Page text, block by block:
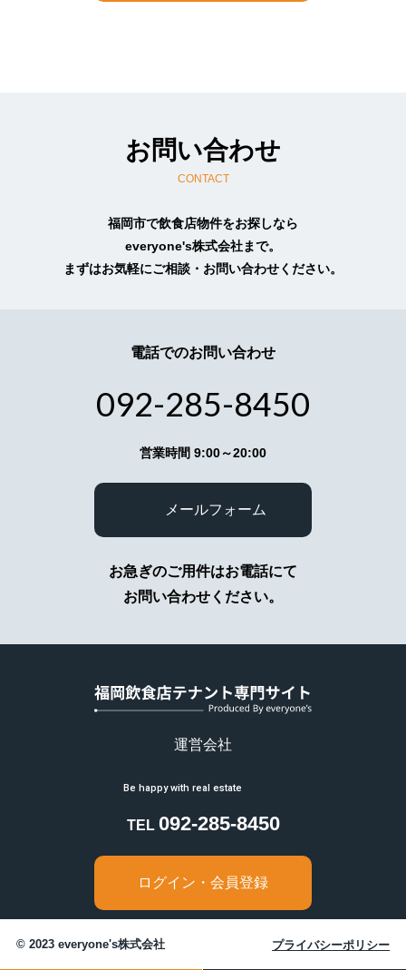
予めご了承ください。
依頼・相談・お見積りのためお客様より個人情報
をお預かりする場合には、目的の範囲内において
必要最小限度のご提供をお願いいたしておりま
す。
護法23条に定める以下の場合を除き第三者に開示
（イ）法令に基づく場合
（ロ）人の生命、身体又は財産の保護のために必
（ハ）公衆衛生の向上又は児童の健全な育成の推
同意を得ることが困難であるとき
（ニ）国の機関若しくは地方公共団体又はその委
託を受けた者が法令の定める事務を遂行すること
の同意を得ることにより当該事務の遂行に支障を
及ぼすおそれがあるとき
（ホ）あらかじめ本人の同意を得た場合
弊社の業務の全部または一部を外部に業務委託す
る際、弊社は個人情報を適切に保護できる管理体
し、お客様の個人情報を厳密に管理しています。
7.弊社Webサイトの御利用について
アクセスログの取り扱い
アクセスログという形で記録しています。アクセ
スログは、アクセスされたお客さまのIPアドレ
ス、ホスト名、使用ブラウザ名、アクセス日時等
の情報を含んでいますが、お客さま個人を特定で
は、ウェブサイトの保守管理やアクセス傾向の統
お問い合わせ
CONTACT
福岡市で飲食店物件をお探しなら
everyone's株式会社まで。
まずはお気軽にご相談・お問い合わせください。
電話でのお問い合わせ
092-285-8450
営業時間 9:00～20:00
メールフォーム
お急ぎのご用件はお電話にて
お問い合わせください。
運営会社
TEL 092-285-8450
ログイン・会員登録
© 2023 everyone's株式会社 プライバシーポリシー